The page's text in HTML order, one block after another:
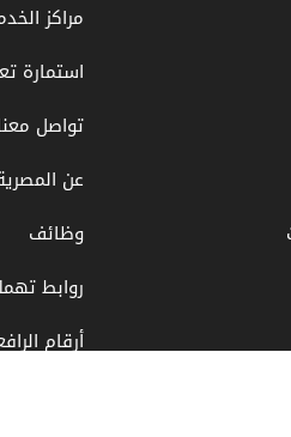
مراكز
استمارة
تواصل
عن
وظائف
روابط
أرقام